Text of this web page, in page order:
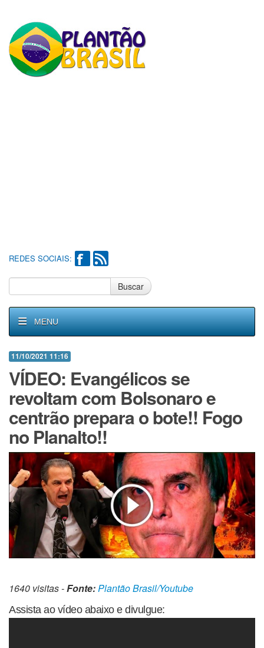
REDES SOCIAIS:
Buscar
MENU
11/10/2021 11:16
VÍDEO: Evangélicos se
revoltam com Bolsonaro e
centrão prepara o bote!! Fogo
no Planalto!!
1640 visitas -Fonte: Plantão Brasil/Youtube
Assista ao vídeo abaixo e divulgue: